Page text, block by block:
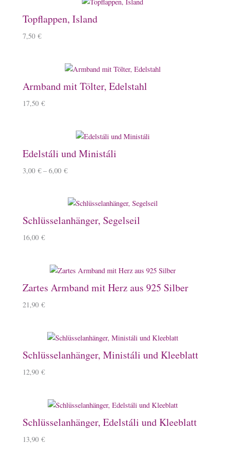
Topflappen, Island
7,50 €
Armband mit Tölter, Edelstahl
17,50 €
Edelstáli und Ministáli
3,00 € –6,00 €
Schlüsselanhänger, Segelseil
16,00 €
Zartes Armband mit Herz aus 925 Silber
21,90 €
Schlüsselanhänger, Ministáli und Kleeblatt
12,90 €
Schlüsselanhänger, Edelstáli und Kleeblatt
13,90 €